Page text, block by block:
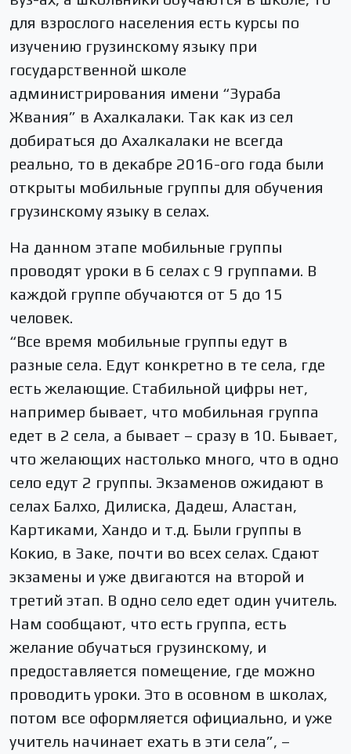
для взрослого населения есть курсы по
изучению грузинскому языку при
государственной школе
администрирования имени “Зураба
Жвания” в Ахалкалаки. Так как из сел
добираться до Ахалкалаки не всегда
реально, то в декабре 2016-ого года были
открыты мобильные группы для обучения
грузинскому языку в селах.
На данном этапе мобильные группы
проводят уроки в 6 селах с 9 группами. В
каждой группе обучаются от 5 до 15
человек.
“Все время мобильные группы едут в
разные села. Едут конкретно в те села, где
есть желающие. Стабильной цифры нет,
например бывает, что мобильная группа
едет в 2 села, а бывает – сразу в 10. Бывает,
что желающих настолько много, что в одно
село едут 2 группы. Экзаменов ожидают в
селах Балхо, Дилиска, Дадеш, Аластан,
Картиками, Хандо и т.д. Были группы в
Кокио, в Заке, почти во всех селах. Сдают
экзамены и уже двигаются на второй и
третий этап. В одно село едет один учитель.
Нам сообщают, что есть группа, есть
желание обучаться грузинскому, и
предоставляется помещение, где можно
проводить уроки. Это в осовном в школах,
потом все оформляется официально, и уже
учитель начинает ехать в эти села”, –